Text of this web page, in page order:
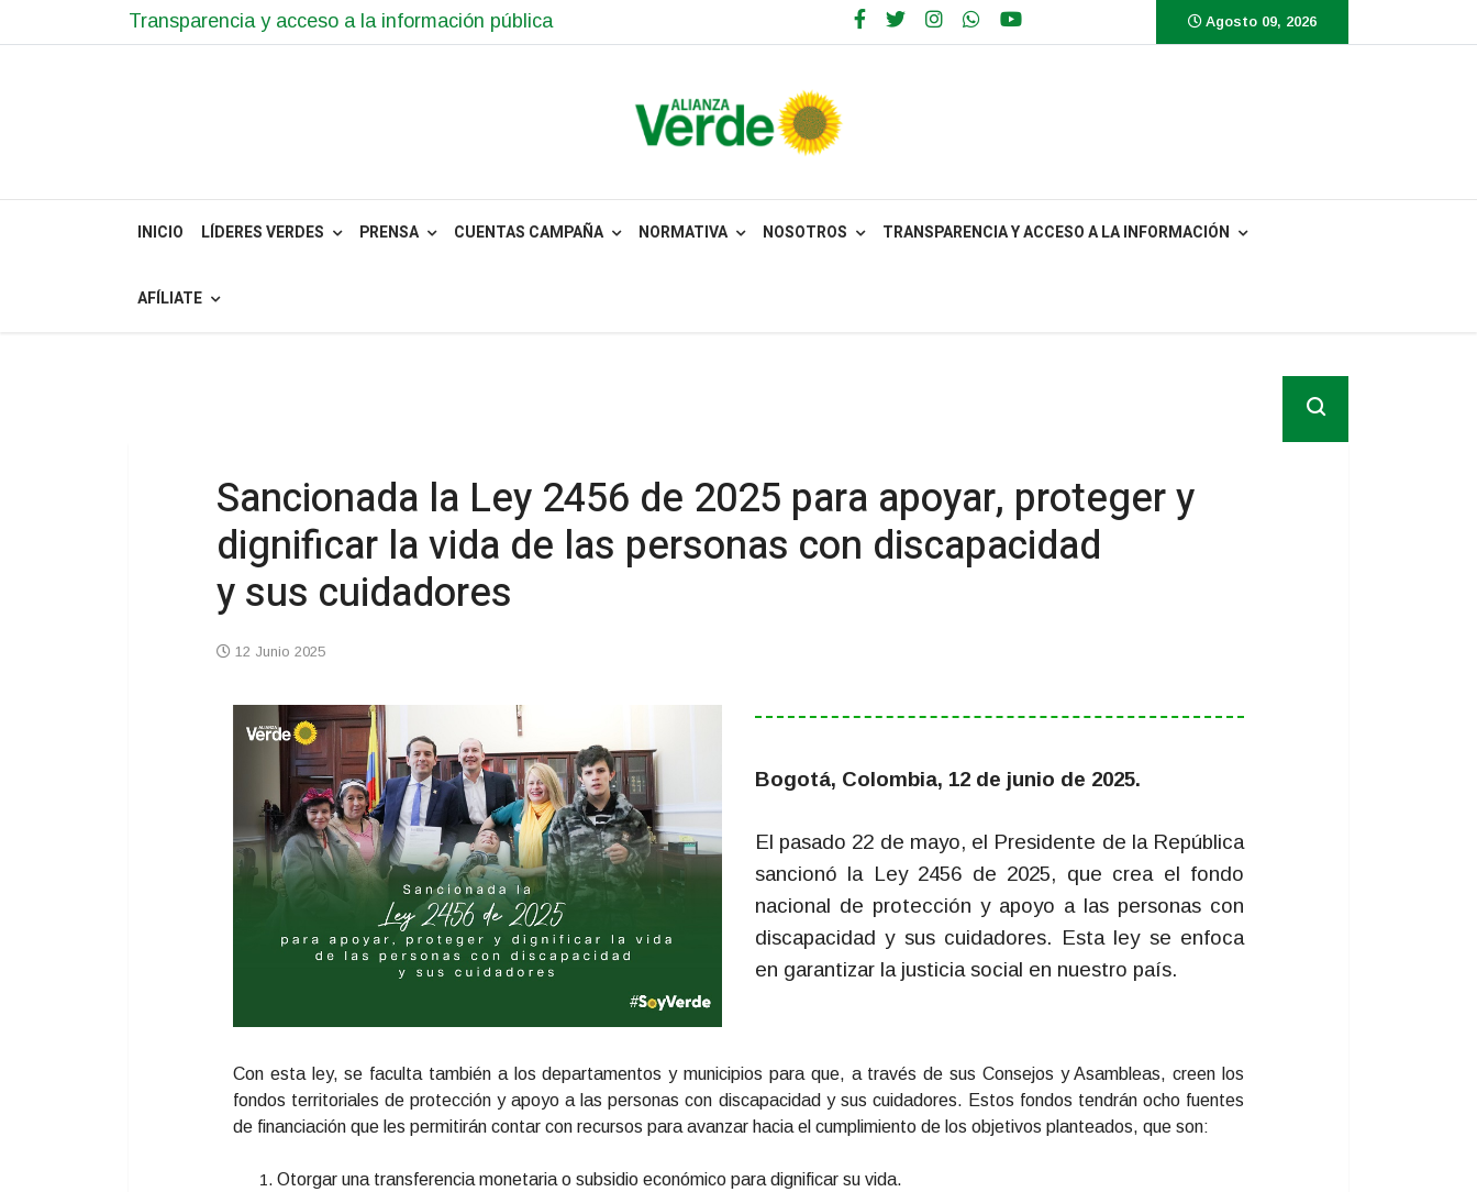
Transparencia y acceso a la información pública Agosto 09, 2026
INICIO LÍDERES VERDES PRENSA CUENTAS CAMPAÑA NORMATIVA NOSOTROS TRANSPARENCIA Y ACCESO A LA INFORMACIÓN
AFÍLIATE
Sancionada la Ley 2456 de 2025 para apoyar, proteger y
dignificar la vida de las personas con discapacidad
y sus cuidadores
12 Junio 2025
Bogotá, Colombia, 12 de junio de 2025.
El pasado 22 de mayo, el Presidente de la República
sancionó la Ley 2456 de 2025, que crea el fondo
nacional de protección y apoyo a las personas con
discapacidad y sus cuidadores. Esta ley se enfoca
en garantizar la justicia social en nuestro país.
Con esta ley, se faculta también a los departamentos y municipios para que, a través de sus Consejos y Asambleas, creen los
fondos territoriales de protección y apoyo a las personas con discapacidad y sus cuidadores. Estos fondos tendrán ocho fuentes
de financiación que les permitirán contar con recursos para avanzar hacia el cumplimiento de los objetivos planteados, que son:
Otorgar una transferencia monetaria o subsidio económico para dignificar su vida.